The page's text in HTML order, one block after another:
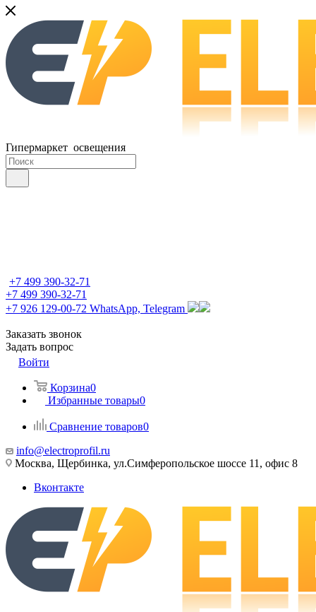
Гипермаркет освещения
+7 499 390-32-71
+7 499 390-32-71
+7 926 129-00-72 WhatsApp, Telegram
Заказать звонок
Задать вопрос
Войти
Корзина0
Избранные товары0
Сравнение товаров0
info@electroprofil.ru
Москва, Щербинка, ул.Симферопольское шоссе 11, офис 8
Вконтакте